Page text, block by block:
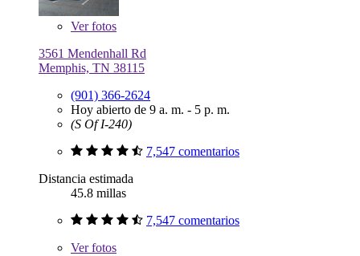
Verfotos
3561 Mendenhall Rd
Memphis, TN 38115
(901) 366-2624
Hoy abierto de 9 a. m. - 5 p. m.
(S Of I-240)
7,547 comentarios
Distancia estimada
45.8 millas
7,547 comentarios
Verfotos